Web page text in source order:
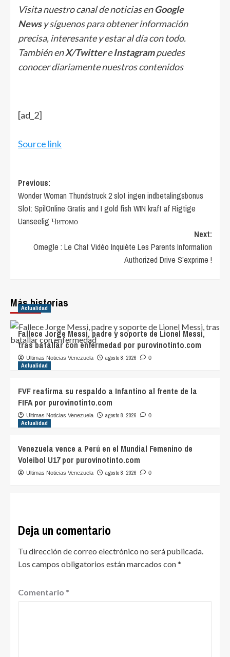
Visita nuestro canal de noticias enGoogle
Newsy síguenos para obtener información
precisa, interesante y estar al día con todo.
También enX/TwittereInstagrampuedes
conocer diariamente nuestros contenidos
[ad_2]
Source link
Post
navigation
Previous:
Wonder Woman Thundstruck 2 slot ingen indbetalingsbonus
Slot: SpilOnline Gratis and I gold fish WIN kraft af Rigtige
Uanseelig Читомо
Next:
Omegle : Le Chat Vidéo Inquiète Les Parents Information
Authorized Drive S’exprime !
Más historias
Actualidad
Fallece Jorge Messi, padre y soporte de Lionel Messi,
tras batallar con enfermedad por purovinotinto.com
Ultimas Noticias Venezuela agosto 8, 2026 0
Actualidad
FVF reafirma su respaldo a Infantino al frente de la
FIFA por purovinotinto.com
Ultimas Noticias Venezuela agosto 8, 2026 0
Actualidad
Venezuela vence a Perú en el Mundial Femenino de
Voleibol U17 por purovinotinto.com
Ultimas Noticias Venezuela agosto 8, 2026 0
Deja un comentario
Tu dirección de correo electrónico no será publicada.
Los campos obligatorios están marcados con*
Comentario *